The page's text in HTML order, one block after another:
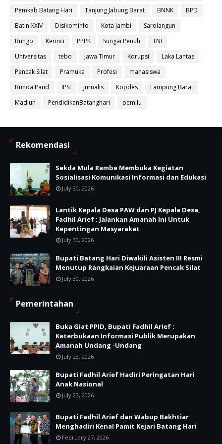
Pemkab Batang Hari
Tanjung Jabung Barat BNNK
BPD
Batin XXIV
Disikominfo Kota Jambi
Sarolangun
Bungo
Kerinci PPPK Sungai Penuh
TNI
Universitas
tebo Jawa Timur Korupsi
Laka Lantas
Pencak Silat
Pramuka Profesi
mahasiswa
Bunda Paud
IPSI Jurnalis Kopdes
Lampung Barat
Madiun
PendidikanBatanghari pemilu
Rekomendasi
Sekda Mula Rambe Membuka Kegiatan
Sosialisasi Komunikasi Informasi dan Edukasi
July 30, 2026
Lantik Kepala Desa PAW dan PJ Kepala Desa,
Fadhil Arief : Jalankan Amanah Ini Untuk
Kepentingan Masyarakat
July 30, 2026
Bupati Batang Hari Diwakili Asisten III Resmi
Menutup Rangkaian Kejuaraan Pencak Silat
July 30, 2026
Pemerintahan
Buka Giat PPID, Bupati Fadhil Arief :
Keterbukaan Informasi Publik Merupakan
Amanah Undang -Undang
July 23, 2026
Bupati Fadhil Arief Hadiri Peringatan Hari
Anak Nasional
July 23, 2026
Bupati Fadhil Arief dan Wabup Bakhtiar
Menghadiri Kenal Pamit Kejari Batang Hari
February 27, 2026